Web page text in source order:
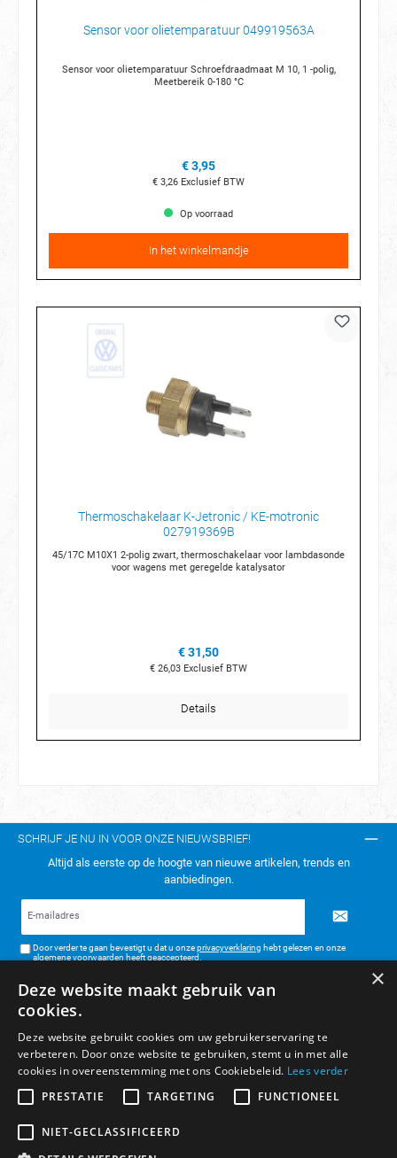
Sensor voor olietemparatuur 049919563A
Sensor voor olietemparatuur Schroefdraadmaat M 10, 1 -polig,
Meetbereik 0-180 °C
€ 3,95
€ 3,26 Exclusief BTW
Op voorraad
In het winkelmandje
Thermoschakelaar K-Jetronic / KE-motronic
027919369B
45/17C M10X1 2-polig zwart, thermoschakelaar voor lambdasonde
voor wagens met geregelde katalysator
€ 31,50
€ 26,03 Exclusief BTW
Details
SCHRIJF JE NU IN VOOR ONZE NIEUWSBRIEF!
Altijd als eerste op de hoogte van nieuwe artikelen, trends en
aanbiedingen.
Door verder te gaan bevestigt u dat u onzeprivacyverklaring hebt gelezen en onze
algemene voorwaarden heeft geaccepteerd.
TELEFONISCH CONTACT:
ALGEMENE INFORMATIE
BETAAL- & VERZENDMETHODEN
×
Deze website maakt gebruik van
cookies.
Deze website gebruikt cookies om uw gebruikerservaring te
verbeteren. Door onze website te gebruiken, stemt u in met alle
cookies in overeenstemming met ons Cookiebeleid. Lees verder
PRESTATIE
TARGETING FUNCTIONEEL
NIET-GECLASSIFICEERD